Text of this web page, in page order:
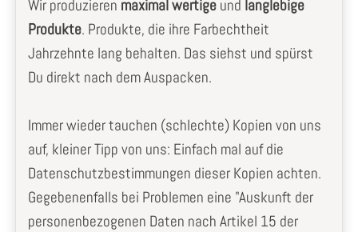
Wir produzieren maximal wertigeund langlebige
Produkte. Produkte, die ihre Farbechtheit
Jahrzehnte lang behalten. Das siehst und spürst
Du direkt nach dem Auspacken.
Immer wieder tauchen (schlechte) Kopien von uns
auf, kleiner Tipp von uns: Einfach mal auf die
Datenschutzbestimmungen dieser Kopien achten.
Gegebenenfalls bei Problemen eine "Auskunft der
personenbezogenen Daten nach Artikel 15 der